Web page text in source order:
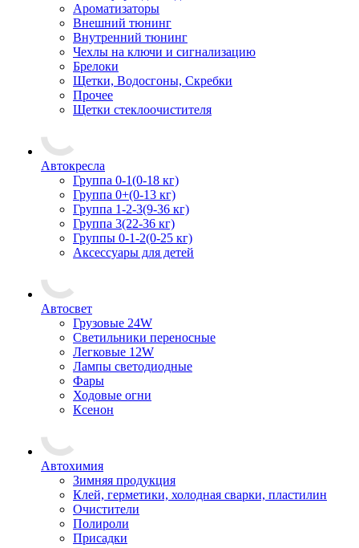
Ароматизаторы
Внешний тюнинг
Внутренний тюнинг
Чехлы на ключи и сигнализацию
Брелоки
Щетки, Водосгоны, Скребки
Прочее
Щетки стеклоочистителя
Автокресла
Группа 0-1(0-18 кг)
Группа 0+(0-13 кг)
Группа 1-2-3(9-36 кг)
Группа 3(22-36 кг)
Группы 0-1-2(0-25 кг)
Аксессуары для детей
Автосвет
Грузовые 24W
Светильники переносные
Легковые 12W
Лампы светодиодные
Фары
Ходовые огни
Ксенон
Автохимия
Зимняя продукция
Клей, герметики, холодная сварки, пластилин
Очистители
Полироли
Присадки